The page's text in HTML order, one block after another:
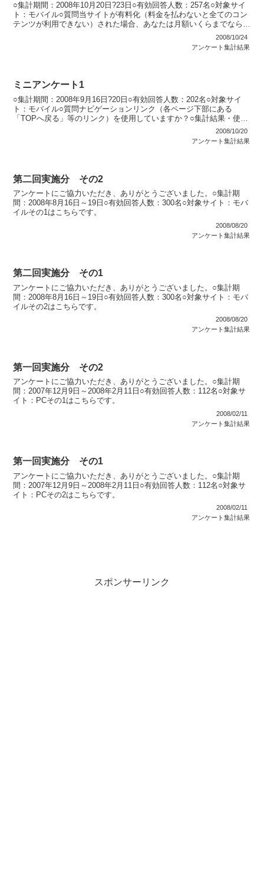
○集計期間：2008年10月20日?23日○有効回答人数：257名○対象サイ
ト：モバイル○質問当サイトが有料化（料金を払わないと全てのコン
テンツが利用できない）された場合、あなたは月額いくらまでなら支
2008/10/24
アンケート集計結果
ミニアンケート1
○集計期間：2008年9月16日?20日○有効回答人数：202名○対象サイ
ト：モバイル○質問ナビゲーションリンク（各ページ下部にある
「TOPへ戻る」等のリンク）を使用していますか？○集計結果・使用
2008/10/20
アンケート集計結果
第二回実施分 その2
アンケートにご協力いただき、ありがとうございました。○集計期
間：2008年8月16日～19日○有効回答人数：300名○対象サイト：モバ
イルその1はこちらです。
2008/08/20
アンケート集計結果
第二回実施分 その1
アンケートにご協力いただき、ありがとうございました。○集計期
間：2008年8月16日～19日○有効回答人数：300名○対象サイト：モバ
イルその2はこちらです。
2008/08/20
アンケート集計結果
第一回実施分 その2
アンケートにご協力いただき、ありがとうございました。○集計期
間：2007年12月9日～2008年2月11日○有効回答人数：112名○対象サ
イト：PCその1はこちらです。
2008/02/11
アンケート集計結果
第一回実施分 その1
アンケートにご協力いただき、ありがとうございました。○集計期
間：2007年12月9日～2008年2月11日○有効回答人数：112名○対象サ
イト：PCその2はこちらです。
2008/02/11
アンケート集計結果
スポンサーリンク